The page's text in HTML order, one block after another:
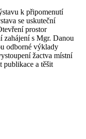
k připomenutí
se uskuteční
prostor
zahájení s Mgr. Danou
odborné výklady
žactva místní
publikace a těšit